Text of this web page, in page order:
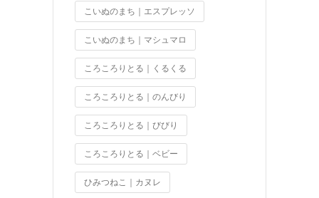
こいぬのまち｜エスプレッソ
こいぬのまち｜マシュマロ
ころころりとる｜くるくる
ころころりとる｜のんびり
ころころりとる｜びびり
ころころりとる｜ベビー
ひみつねこ｜カヌレ